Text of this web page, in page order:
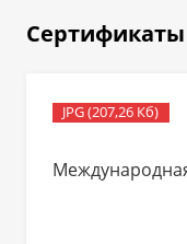
JPG (207,26 Кб)